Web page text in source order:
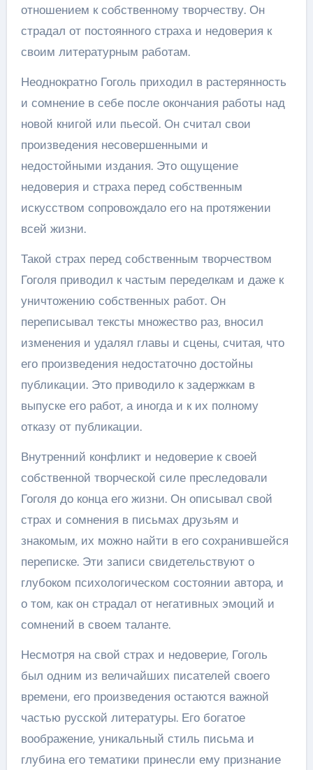
отношением к собственному творчеству. Он
страдал от постоянного страха и недоверия к
своим литературным работам.
Неоднократно Гоголь приходил в растерянность
и сомнение в себе после окончания работы над
новой книгой или пьесой. Он считал свои
произведения несовершенными и
недостойными издания. Это ощущение
недоверия и страха перед собственным
искусством сопровождало его на протяжении
всей жизни.
Такой страх перед собственным творчеством
Гоголя приводил к частым переделкам и даже к
уничтожению собственных работ. Он
переписывал тексты множество раз, вносил
изменения и удалял главы и сцены, считая, что
его произведения недостаточно достойны
публикации. Это приводило к задержкам в
выпуске его работ, а иногда и к их полному
отказу от публикации.
Внутренний конфликт и недоверие к своей
собственной творческой силе преследовали
Гоголя до конца его жизни. Он описывал свой
страх и сомнения в письмах друзьям и
знакомым, их можно найти в его сохранившейся
переписке. Эти записи свидетельствуют о
глубоком психологическом состоянии автора, и
о том, как он страдал от негативных эмоций и
сомнений в своем таланте.
Несмотря на свой страх и недоверие, Гоголь
был одним из величайших писателей своего
времени, его произведения остаются важной
частью русской литературы. Его богатое
воображение, уникальный стиль письма и
глубина его тематики принесли ему признание